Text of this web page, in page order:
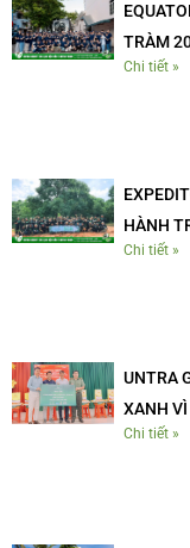
TRÀM
Chi tiết »
HÀNH
Chi tiết »
UNTRA
XANH
Chi tiết »